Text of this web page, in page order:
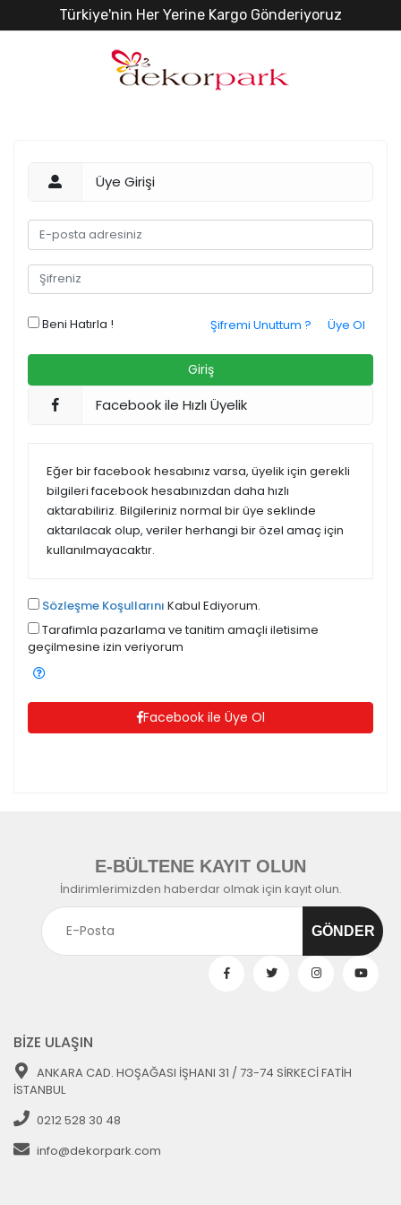
Türkiye'nin Her Yerine Kargo Gönderiyoruz
Üye Girişi
Beni Hatırla ! Üye Ol
Şifremi Unuttum ?
Facebook ile Hızlı Üyelik
Eğer bir facebook hesabınız varsa, üyelik için gerekli
bilgileri facebook hesabınızdan daha hızlı
aktarabiliriz. Bilgileriniz normal bir üye seklinde
aktarılacak olup, veriler herhangi bir özel amaç için
kullanılmayacaktır.
Sözleşme Koşullarını Kabul Ediyorum.
Tarafimla pazarlama ve tanitim amaçli iletisime
geçilmesine izin veriyorum
Facebook ile Üye Ol
E-BÜLTENE KAYIT OLUN
İndirimlerimizden haberdar olmak için kayıt olun.
BİZE ULAŞIN
ANKARA CAD. HOŞAĞASI İŞHANI 31 / 73-74 SİRKECİ FATİH
İSTANBUL
0212 528 30 48
info@dekorpark.com